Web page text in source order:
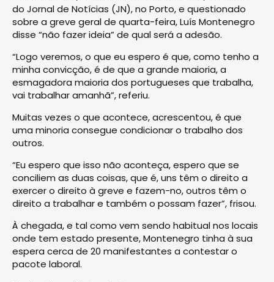
do Jornal de Notícias (JN), no Porto, e questionado
sobre a greve geral de quarta-feira, Luís Montenegro
disse “não fazer ideia” de qual será a adesão.
“Logo veremos, o que eu espero é que, como tenho a
minha convicção, é de que a grande maioria, a
esmagadora maioria dos portugueses que trabalha,
vai trabalhar amanhã”, referiu.
Muitas vezes o que acontece, acrescentou, é que
uma minoria consegue condicionar o trabalho dos
outros.
“Eu espero que isso não aconteça, espero que se
conciliem as duas coisas, que é, uns têm o direito a
exercer o direito à greve e fazem-no, outros têm o
direito a trabalhar e também o possam fazer”, frisou.
À chegada, e tal como vem sendo habitual nos locais
onde tem estado presente, Montenegro tinha à sua
espera cerca de 20 manifestantes a contestar o
pacote laboral.